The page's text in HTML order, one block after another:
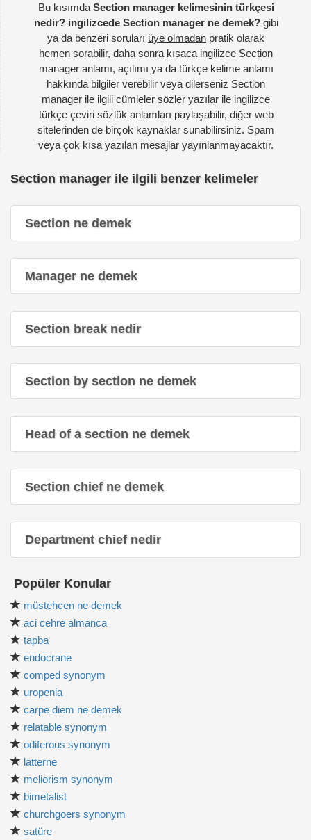
Bu kısımda Section manager kelimesinin türkçesi
nedir? ingilizcede Section manager ne demek?gibi
ya da benzeri soruları üye olmadan pratik olarak
hemen sorabilir, daha sonra kısaca ingilizce Section
manager anlamı, açılımı ya da türkçe kelime anlamı
hakkında bilgiler verebilir veya dilerseniz Section
manager ile ilgili cümleler sözler yazılar ile ingilizce
türkçe çeviri sözlük anlamları paylaşabilir, diğer web
sitelerinden de birçok kaynaklar sunabilirsiniz. Spam
veya çok kısa yazılan mesajlar yayınlanmayacaktır.
Section manager ile ilgili benzer kelimeler
Section ne demek
Manager ne demek
Section break nedir
Section by section ne demek
Head of a section ne demek
Section chief ne demek
Department chief nedir
Popüler Konular
müstehcen ne demek
aci cehre almanca
tapba
endocrane
comped synonym
uropenia
carpe diem ne demek
relatable synonym
odiferous synonym
latterne
meliorism synonym
bimetalist
churchgoers synonym
satüre